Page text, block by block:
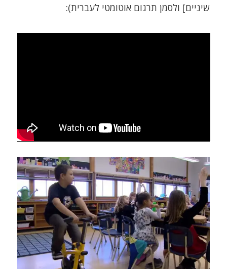
שיניים] ולסמן תרגום אוטומטי לעברית):